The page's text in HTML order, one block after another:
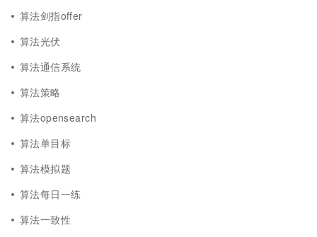
算法剑指offer
算法光伏
算法通信系统
算法策略
算法opensearch
算法单目标
算法模拟题
算法每日一练
算法一致性